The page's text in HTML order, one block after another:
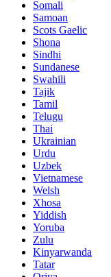
Somali
Samoan
Scots Gaelic
Shona
Sindhi
Sundanese
Swahili
Tajik
Tamil
Telugu
Thai
Ukrainian
Urdu
Uzbek
Vietnamese
Welsh
Xhosa
Yiddish
Yoruba
Zulu
Kinyarwanda
Tatar